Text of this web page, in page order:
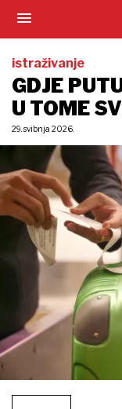
istraživanje
GDJE
U TOME
29. svibnja 2026.